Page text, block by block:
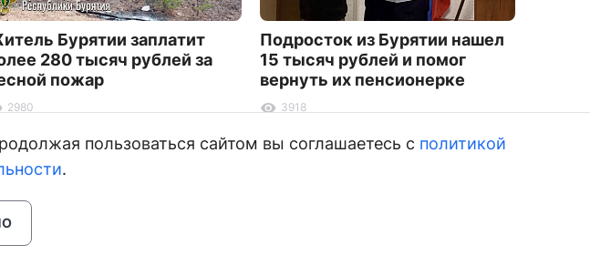
Бурятии заплатит
280 тысяч рублей за
пожар
2980
Подросток из Бурятии нашел
15 тысяч рублей и помог
вернуть их пенсионерке
3918
пользоваться сайтом вы соглашаетесь с политикой
.